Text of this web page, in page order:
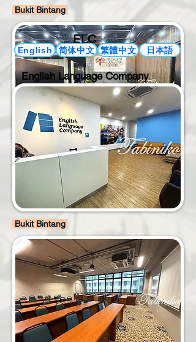
Bukit Bintang
ELC
English Language Company
English 简体中文 繁體中文 日本語
Bukit Bintang